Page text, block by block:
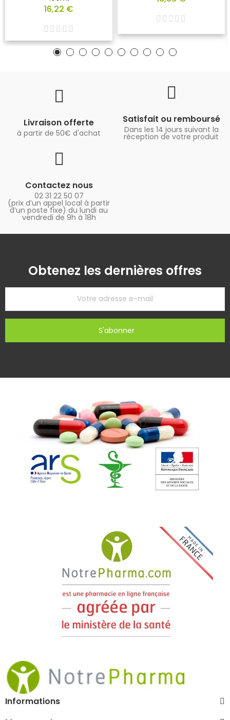
16,22 €
Livraison offerte
à partir de 50€ d'achat
Satisfait ou remboursé
Dans les 14 jours suivant la
réception de votre produit
Contactez nous
02 31 22 50 07
(prix d’un appel local à partir
d’un poste fixe) du lundi au
vendredi de 9h à 18h
Obtenez les dernières offres
S'abonner
Informations